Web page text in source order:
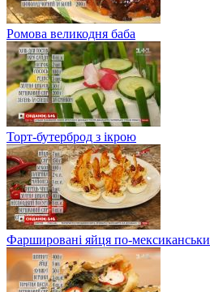
Ромова великодня баба
Торт-бутерброд з ікрою
Фаршировані яйця по-мексиканськи